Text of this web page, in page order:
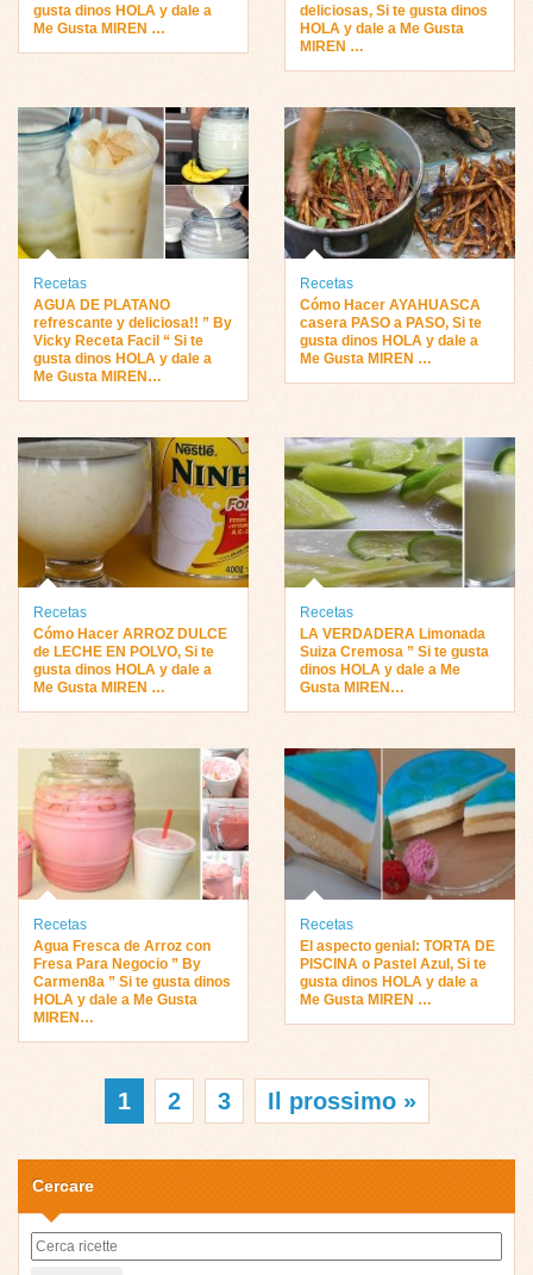
gusta dinos HOLA y dale a
Me Gusta MIREN …
deliciosas, Si te gusta dinos
HOLA y dale a Me Gusta
MIREN …
Recetas
AGUA DE PLATANO
refrescante y deliciosa!! ” By
Vicky Receta Facil “ Si te
gusta dinos HOLA y dale a
Me Gusta MIREN…
Recetas
Cómo Hacer AYAHUASCA
casera PASO a PASO, Si te
gusta dinos HOLA y dale a
Me Gusta MIREN …
Recetas
Cómo Hacer ARROZ DULCE
de LECHE EN POLVO, Si te
gusta dinos HOLA y dale a
Me Gusta MIREN …
Recetas
LA VERDADERA Limonada
Suiza Cremosa ” Si te gusta
dinos HOLA y dale a Me
Gusta MIREN…
Recetas
Agua Fresca de Arroz con
Fresa Para Negocio ” By
Carmen8a ” Si te gusta dinos
HOLA y dale a Me Gusta
MIREN…
Recetas
El aspecto genial: TORTA DE
PISCINA o Pastel Azul, Si te
gusta dinos HOLA y dale a
Me Gusta MIREN …
1 2 3 Il prossimo »
Cercare